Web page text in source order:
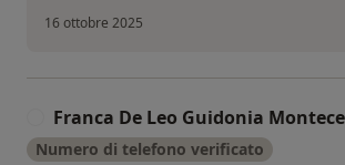
16 ottobre 2025
Franca De Leo Guidonia
Numero di telefono verificato